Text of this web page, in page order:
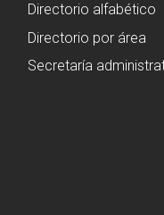
Directorio alfabético
Directorio por área
Secretaría